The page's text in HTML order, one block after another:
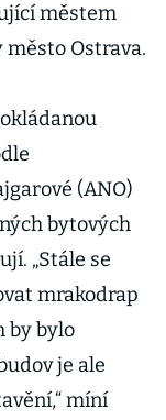
městem
město Ostrava.
(ANO)
bytových
„Stále se
mrakodrap
by bylo
je ale
míní